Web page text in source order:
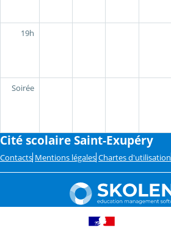
19h
Soirée
Cité scolaire Saint-Exupéry
Contacts Mentions légales Chartes d'utilisation